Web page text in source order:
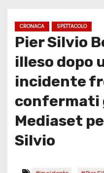
CRONACA SPETTACOLO
Pier Silvio
illeso dopo
incidente
confermati
Mediaset
Silvio